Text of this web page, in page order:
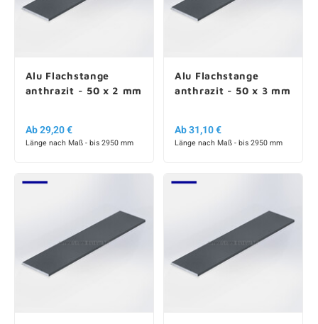
Alu Flachstange
anthrazit - 50 x 2 mm
Ab 29,20 €
Länge nach Maß - bis 2950 mm
Alu Flachstange
anthrazit - 50 x 3 mm
Ab 31,10 €
Länge nach Maß - bis 2950 mm